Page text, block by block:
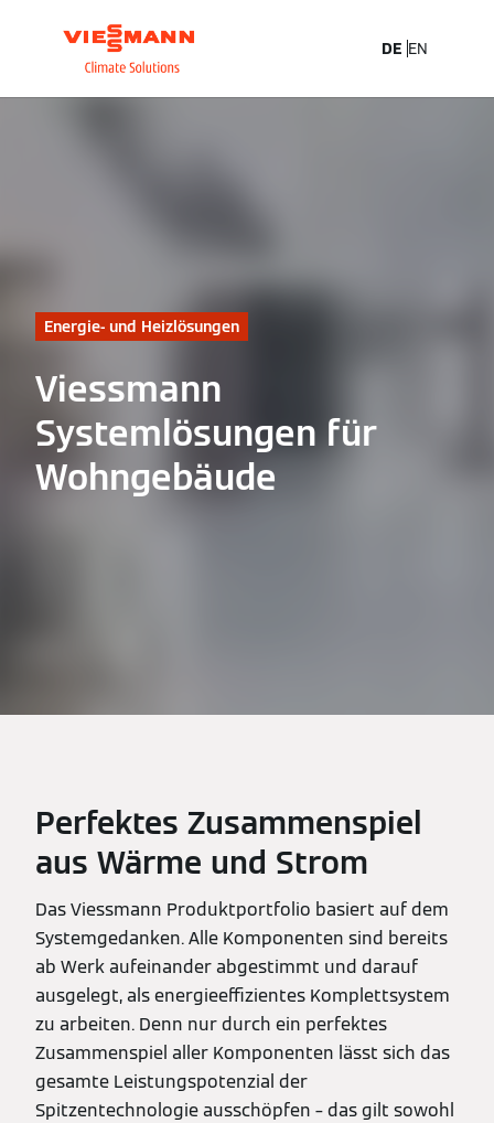
DE EN
Energie- und Heizlösungen
Viessmann
Systemlösungen für
Wohngebäude
Perfektes Zusammenspiel
aus Wärme und Strom
Das Viessmann Produktportfolio basiert auf dem
Systemgedanken. Alle Komponenten sind bereits
ab Werk aufeinander abgestimmt und darauf
ausgelegt, als energieeffizientes Komplettsystem
zu arbeiten. Denn nur durch ein perfektes
Zusammenspiel aller Komponenten lässt sich das
gesamte Leistungspotenzial der
Spitzentechnologie ausschöpfen – das gilt sowohl